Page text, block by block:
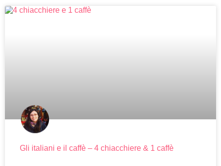
Gli italiani e il caffè – 4 chiacchiere & 1 caffè